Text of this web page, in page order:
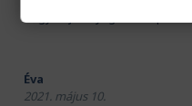
Éva
2021. május 10.